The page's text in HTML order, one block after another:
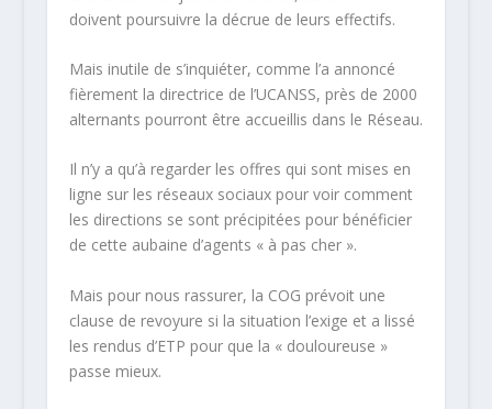
doivent poursuivre la décrue de leurs effectifs.
Mais inutile de s’inquiéter, comme l’a annoncé
fièrement la directrice de l’UCANSS, près de 2000
alternants pourront être accueillis dans le Réseau.
Il n’y a qu’à regarder les offres qui sont mises en
ligne sur les réseaux sociaux pour voir comment
les directions se sont précipitées pour bénéficier
de cette aubaine d’agents « à pas cher ».
Mais pour nous rassurer, la COG prévoit une
clause de revoyure si la situation l’exige et a lissé
les rendus d’ETP pour que la « douloureuse »
passe mieux.